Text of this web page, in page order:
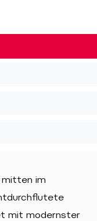
mitten im
mit modernster